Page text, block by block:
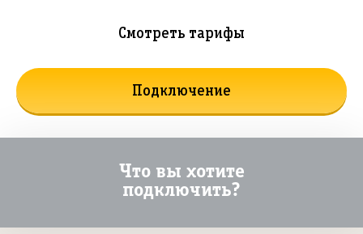
Смотреть тарифы
Подключение
Что вы хотите
подключить?